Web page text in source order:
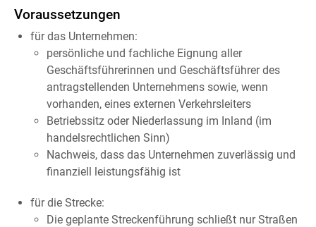
Voraussetzungen
für das Unternehmen:
persönliche und fachliche Eignung aller
Geschäftsführerinnen und Geschäftsführer des
antragstellenden Unternehmens sowie, wenn
vorhanden, eines externen Verkehrsleiters
Betriebssitz oder Niederlassung im Inland (im
handelsrechtlichen Sinn)
Nachweis, dass das Unternehmen zuverlässig und
finanziell leistungsfähig ist
für die Strecke:
Die geplante Streckenführung schließt nur Straßen